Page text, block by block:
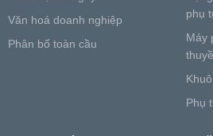
Văn hoá doanh nghiệp
Phân bố toàn cầu
phụ
Máy
Phụ